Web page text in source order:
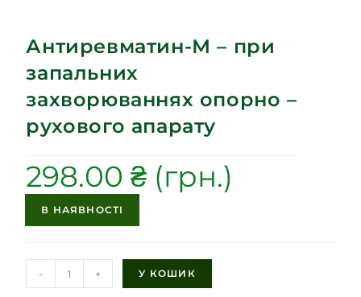
Антиревматин-М – при
запальних
захворюваннях опорно –
рухового апарату
298.00₴
В НАЯВНОСТІ
- + У КОШИК